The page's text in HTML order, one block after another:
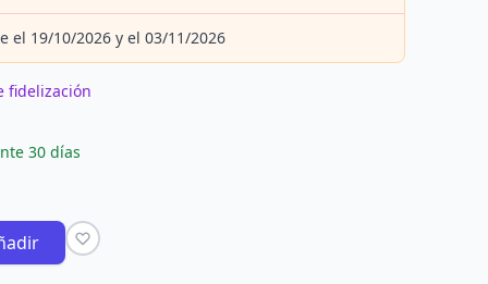
el 19/10/2026 y el 03/11/2026
fidelización
30 días